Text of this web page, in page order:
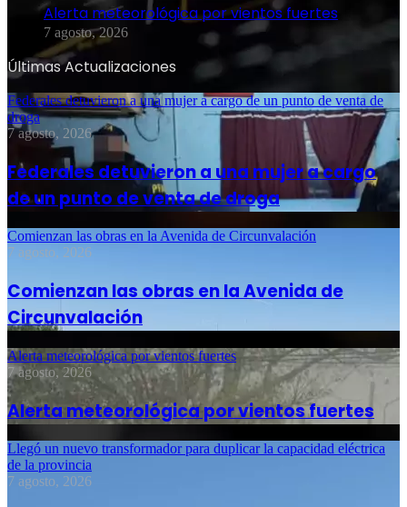
Alerta meteorológica por vientos fuertes
7 agosto, 2026
Últimas Actualizaciones
Federales detuvieron a una mujer a cargo de un punto de venta de
droga
7 agosto, 2026
Federales detuvieron a una mujer a cargo
de un punto de venta de droga
Comienzan las obras en la Avenida de Circunvalación
7 agosto, 2026
Comienzan las obras en la Avenida de
Circunvalación
Alerta meteorológica por vientos fuertes
7 agosto, 2026
Alerta meteorológica por vientos fuertes
Llegó un nuevo transformador para duplicar la capacidad eléctrica
de la provincia
7 agosto, 2026